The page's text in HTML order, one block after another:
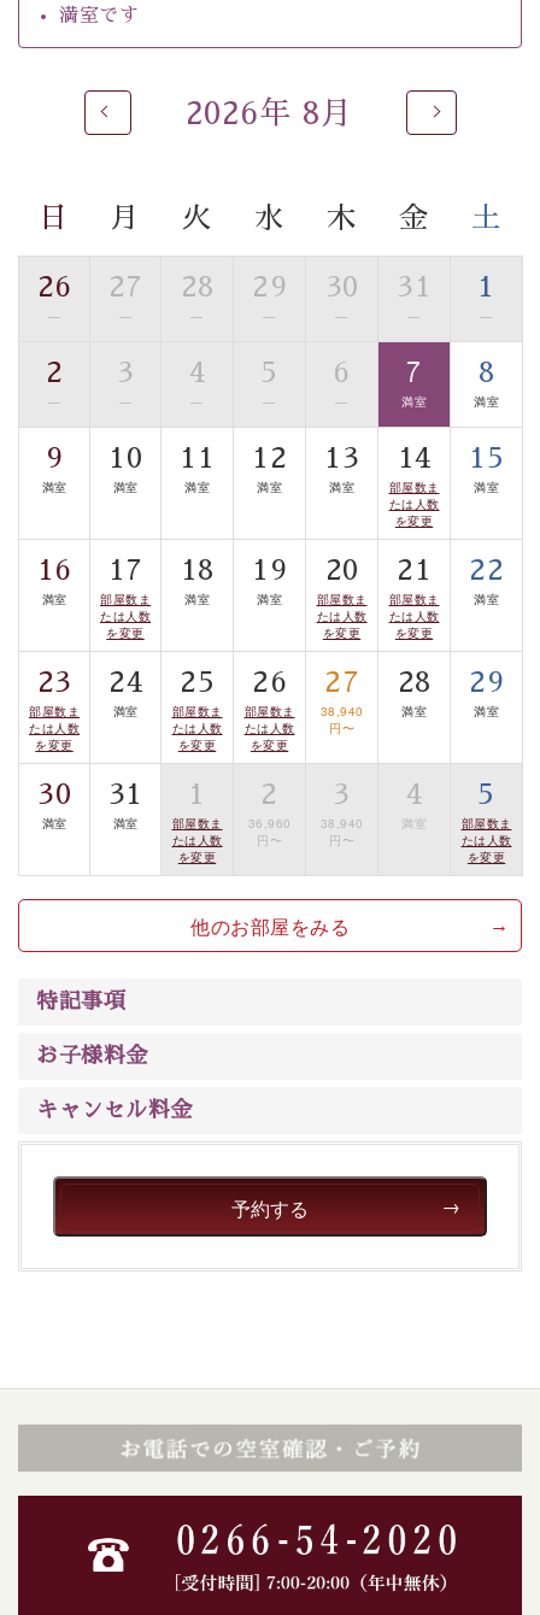
るご入浴をお愉しみください。
■お座敷風呂（大浴場）
用。 足元が柔らかく、そして滑りにくい畳のお風呂で
ご了承のほどお願いいたします。
■貸切温泉風呂 （40分2000円）
眺望はございませんが、源泉掛け流しの温泉の質を楽し
む貸切温泉風呂です。ゆったりといやされるプライベー
トな空間をお愉しみください。
【旅】
■諏訪大社4社を巡る無料参拝バス
豊富な知識を持ったドライバー兼ガイドが諏訪大社をご
事前ご予約制ですので、ご利用ご希望の方
は【3日前まで】にお電話ください。
※交通規制などにより運行できない日がございます
※年末年始及び御柱祭前後は運行しておりません
以上が基本プランの内容です。
神秘なる諏訪湖に心癒される時間をお過ごしいただけま
したら幸いです。
満室です
2026年 8月
日 月 火 水 木 金 土
26
—
27
—
28
—
29
—
30
—
31
—
1
—
2
—
3
—
4
—
5
—
6
—
7
満室
8
満室
9
満室
10
満室
11
満室
12
満室
13
満室
14
部屋数ま
たは人数
を変更
15
満室
16
満室
17
部屋数ま
たは人数
を変更
18
満室
19
満室
20
部屋数ま
たは人数
を変更
21
部屋数ま
たは人数
を変更
22
満室
23
部屋数ま
たは人数
を変更
24
満室
25
部屋数ま
たは人数
を変更
26
部屋数ま
たは人数
を変更
27
38,940
円〜
28
満室
29
満室
30
満室
31
満室
1
部屋数ま
たは人数
を変更
2
36,960
円〜
3
38,940
円〜
4
満室
5
部屋数ま
たは人数
を変更
他のお部屋をみる
特記事項
お子様料金
キャンセル料金
予約する